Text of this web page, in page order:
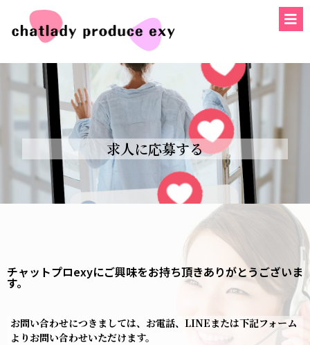
求人に応募する
チャットプロexyにご興味をお持ち頂きありがとうございま
す。
お問い合わせにつきましては、お電話、LINEまたは下記フォーム
よりお問い合わせいただけます。